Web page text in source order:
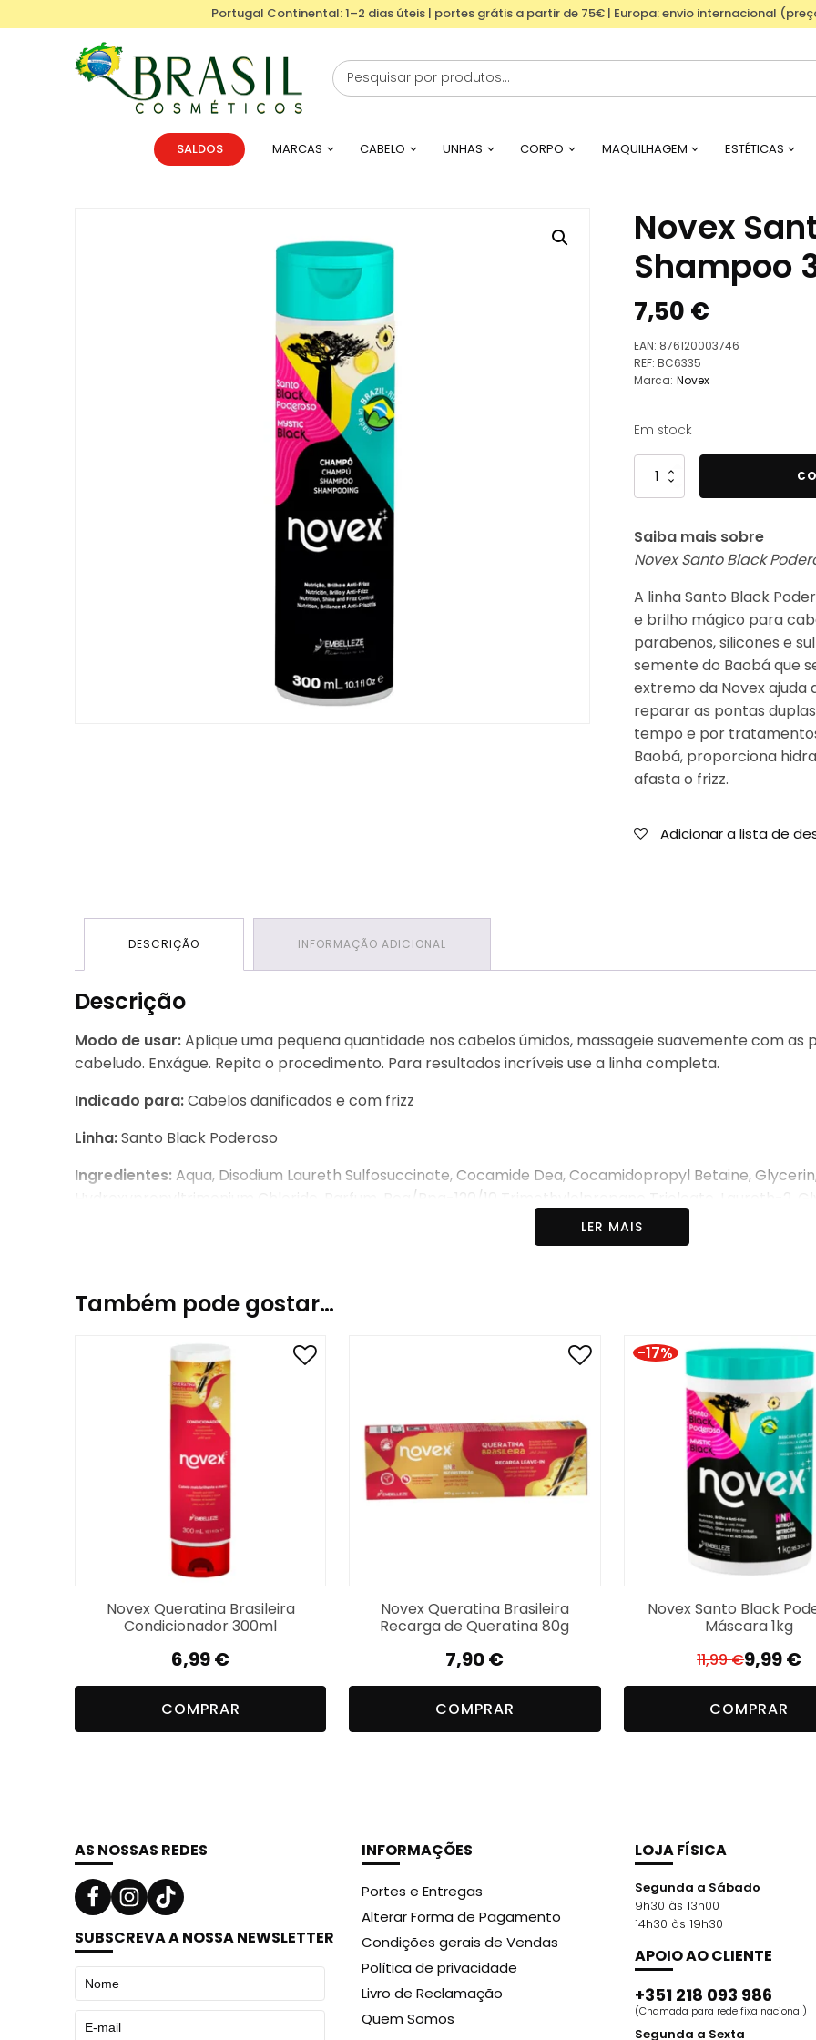
Portugal Continental: 1–2 dias úteis | portes grátis a partir de 75€ | Europa: envio internacional
SALDOS MARCAS CABELO UNHAS CORPO MAQUILHAGEM ESTÉTICAS
Novex
Shampoo
7,50 €
EAN: 876120003746
REF: BC6335
Marca: Novex
Em stock
Quantidade
de
Santo
Black
Shampoo
300ml
Saiba mais sobre
Novex Santo Black
A linha Santo Black
e brilho mágico para
parabenos, silicones e
semente do Baobá que
extremo da Novex
reparar as pontas
tempo e por
Baobá, proporciona
afasta o frizz.
Adicionar a lista de
DESCRIÇÃO INFORMAÇÃO ADICIONAL
Descrição
Modo de usar:Aplique uma pequena quantidade nos cabelos úmidos, massageie suavemente com as
cabeludo. Enxágue. Repita o procedimento. Para resultados incríveis use a linha completa.
Indicado para:Cabelos danificados e com frizz
Linha:Santo Black Poderoso
Ingredientes: Aqua, Disodium Laureth Sulfosuccinate, Cocamide Dea, Cocamidopropyl Betaine,
Hydroxypropyltrimonium Chloride, Parfum, Peg/Ppg-120/10 Trimethylolpropane Trioleate, Laureth-2,
Phenoxyethanol, Polyquaternium-7, Coco Glucoside, Disodium Edta, Potassium Chloride, Chlorphenesin,
Glyceryl Stearate, D-Limonene, Hexyl Cinnamal, Linalool, Butylphenyl Methylpropional, Citric Acid,
LER MAIS
Também pode gostar…
Novex Queratina Brasileira
Condicionador 300ml
6,99€
COMPRAR
Novex Queratina Brasileira
Recarga de Queratina 80g
7,90€
COMPRAR
-17%
Novex Santo Black
Máscara 1kg
11,99€O
preço
original
era:
9,99€
O
preço
atual
é:
COMPRAR
AS NOSSAS REDES
SUBSCREVA A NOSSA NEWSLETTER
INFORMAÇÕES
Portes e Entregas
Alterar Forma de Pagamento
Condições gerais de Vendas
Política de privacidade
Livro de Reclamação
Quem Somos
LOJA FÍSICA
Segunda a Sábado
9h30 às 13h00
14h30 às 19h30
APOIO AO CLIENTE
+351 218 093 986
(Chamada para rede fixa nacional)
Segunda a Sexta